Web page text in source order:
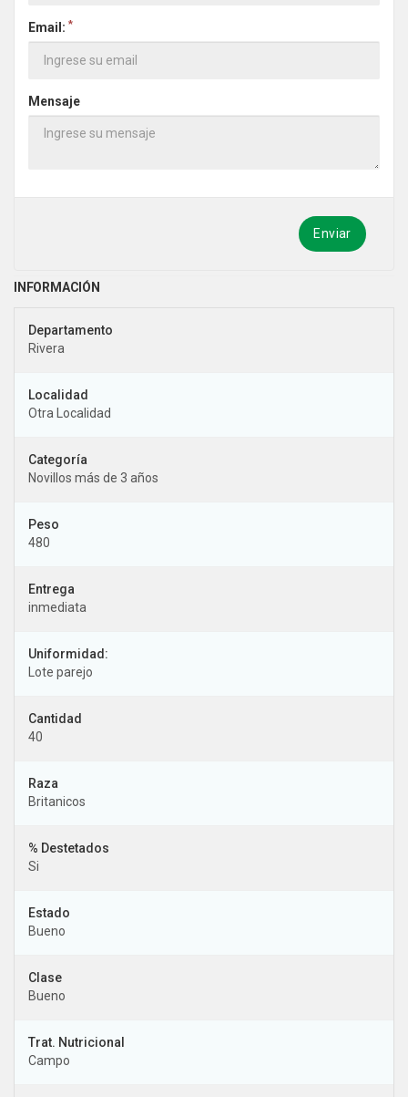
Email: *
Mensaje
Enviar
Rivera
Otra Localidad
Novillos más de 3 años
480
inmediata
Uniformidad:
Lote parejo
40
Britanicos
% Destetados
Si
Bueno
Clase
Bueno
Trat. Nutricional
Campo